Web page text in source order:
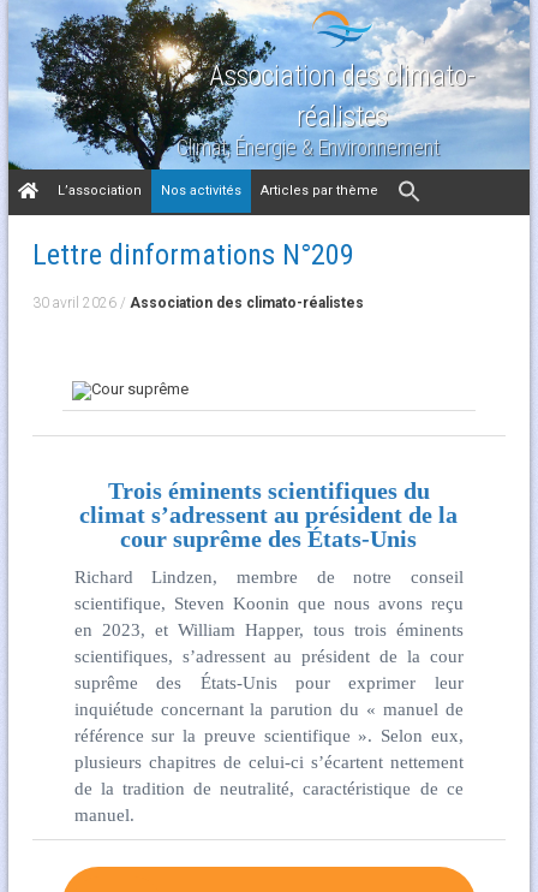
Association des climato-
réalistes
Climat, Énergie & Environnement
Aller
au
L’association Nos activités Articles par thème
Lettre dinformations N°209
30 avril 2026/ Association des climato-réalistes
Trois éminents scientifiques du
climat s’adressent au président de la
cour suprême des États-Unis
Richard Lindzen, membre de notre conseil
scientifique, Steven Koonin que nous avons reçu
en 2023, et William Happer, tous trois éminents
scientifiques, s’adressent au président de la cour
suprême des États-Unis pour exprimer leur
inquiétude concernant la parution du « manuel de
référence sur la preuve scientifique ». Selon eux,
plusieurs chapitres de celui-ci s’écartent nettement
de la tradition de neutralité, caractéristique de ce
manuel.